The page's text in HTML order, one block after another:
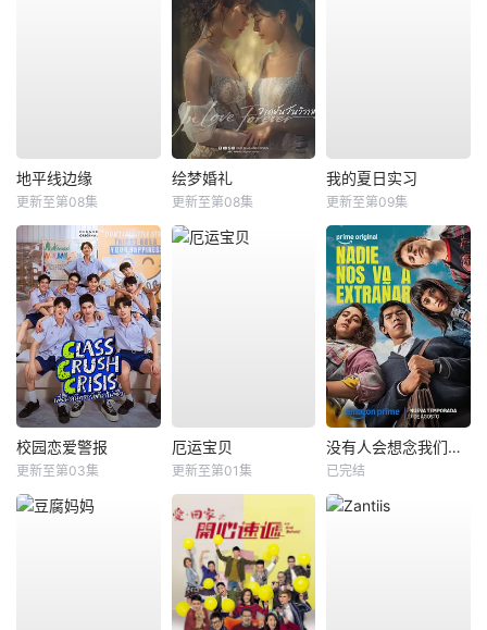
地平线边缘
更新至第08集
绘梦婚礼
更新至第08集
我的夏日实习
更新至第09集
校园恋爱警报
更新至第03集
厄运宝贝
更新至第01集
没有人会想念我们第二季
已完结